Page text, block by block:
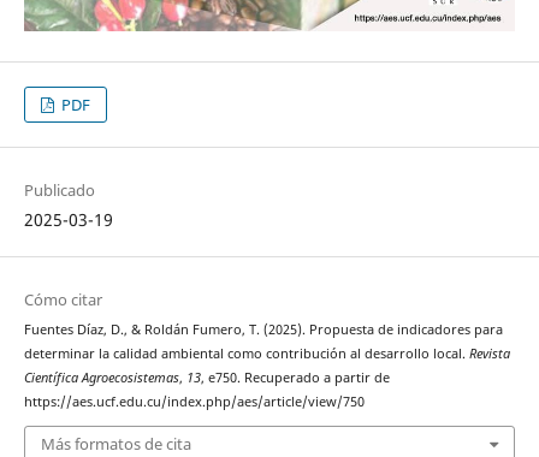
PDF
Publicado
2025-03-19
Cómo citar
Fuentes Díaz, D., & Roldán Fumero, T. (2025). Propuesta de indicadores para
determinar la calidad ambiental como contribución al desarrollo local. Revista
Científica Agroecosistemas, 13, e750. Recuperado a partir de
https://aes.ucf.edu.cu/index.php/aes/article/view/750
Más formatos de cita